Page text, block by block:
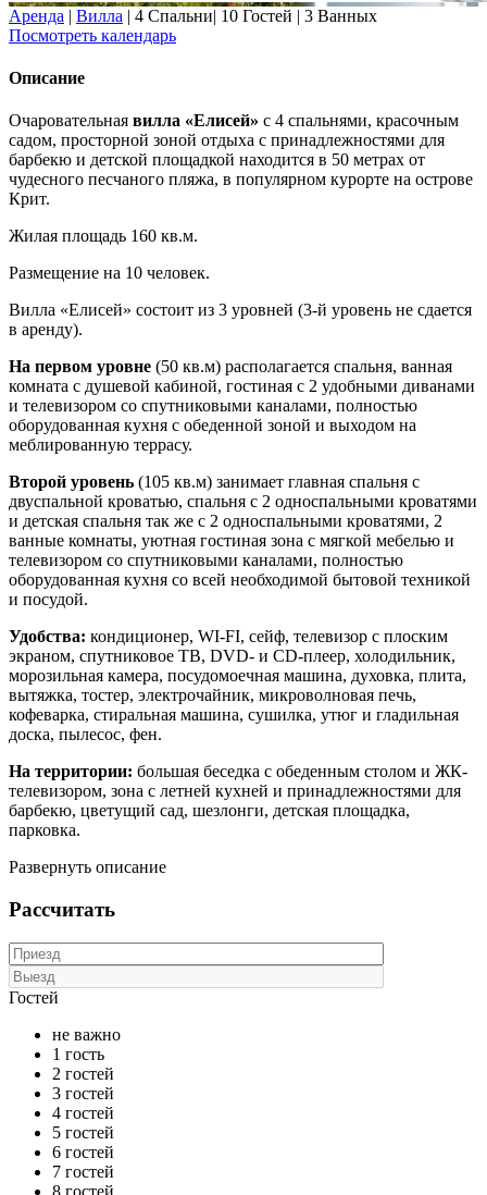
Аренда | Вилла | 4 Спальни| 10 Гостей | 3 Ванных
Посмотреть календарь
Описание
Очаровательная вилла «Елисей» с 4 спальнями, красочным
садом, просторной зоной отдыха с принадлежностями для
барбекю и детской площадкой находится в 50 метрах от
чудесного песчаного пляжа, в популярном курорте на острове
Крит.
Жилая площадь 160 кв.м.
Размещение на 10 человек.
Вилла «Елисей» состоит из 3 уровней (3-й уровень не сдается
в аренду).
На первом уровне (50 кв.м) располагается спальня, ванная
комната с душевой кабиной, гостиная с 2 удобными диванами
и телевизором со спутниковыми каналами, полностью
оборудованная кухня с обеденной зоной и выходом на
меблированную террасу.
Второй уровень (105 кв.м) занимает главная спальня с
двуспальной кроватью, спальня с 2 односпальными кроватями
и детская спальня так же с 2 односпальными кроватями, 2
ванные комнаты, уютная гостиная зона с мягкой мебелью и
телевизором со спутниковыми каналами, полностью
оборудованная кухня со всей необходимой бытовой техникой
и посудой.
Удобства: кондиционер, WI-FI, сейф, телевизор с плоским
экраном, спутниковое ТВ, DVD- и CD-плеер, холодильник,
морозильная камера, посудомоечная машина, духовка, плита,
вытяжка, тостер, электрочайник, микроволновая печь,
кофеварка, стиральная машина, сушилка, утюг и гладильная
доска, пылесос, фен.
На территории: большая беседка с обеденным столом и ЖК-
телевизором, зона с летней кухней и принадлежностями для
барбекю, цветущий сад, шезлонги, детская площадка,
парковка.
Развернуть описание
Рассчитать
Гостей
не важно
1 гость
2 гостей
3 гостей
4 гостей
5 гостей
6 гостей
7 гостей
8 гостей